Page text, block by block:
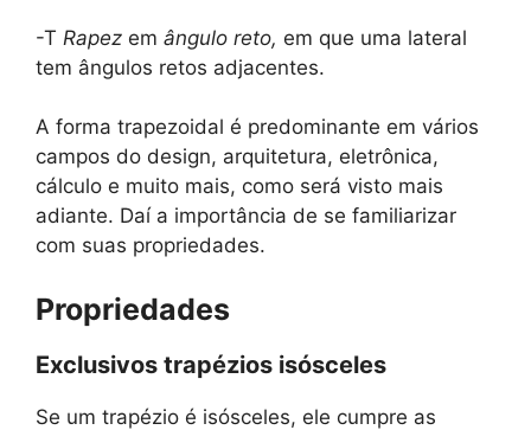
-T Rapez em ângulo reto, em que uma lateral
tem ângulos retos adjacentes.
A forma trapezoidal é predominante em vários
campos do design, arquitetura, eletrônica,
cálculo e muito mais, como será visto mais
adiante. Daí a importância de se familiarizar
com suas propriedades.
Propriedades
Exclusivos trapézios isósceles
Se um trapézio é isósceles, ele cumpre as